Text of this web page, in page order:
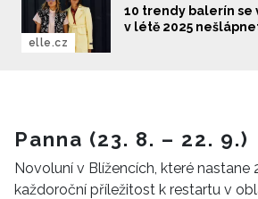
10 trendy balerín se
v létě 2025
elle.cz
Panna (23. 8. – 22. 9.)
Novoluní v Blížencích, které nastane
každoroční příležitost k restartu v